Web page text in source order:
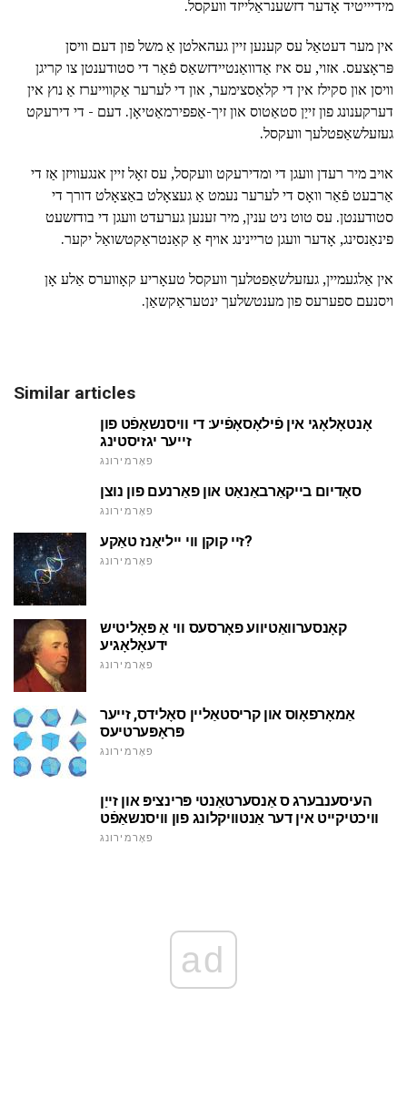
מידיייטיד אָדער דזשענראַלייזד וועקסל.
אין מער דעטאַל עס קענען זיין געהאלטן אַ משל פון דעם וויסן
פּראָצעס. אזוי, עס איז אַדוואַנטיידזשאַס פֿאַר די סטודענטן צו קריגן
וויסן און סקילז אין די קלאַסצימער, און די לערער אַקווייערז אַ נוץ אין
דערקענונג פון זייַן סטאַטוס און זיך-אַפפירמאַטיאָן. דעם - די דירעקט
געזעלשאַפטלעך וועקסל.
אויב מיר רעדן וועגן די ומדירעקט וועקסל, עס זאָל זיין אנגעוויזן אַז די
אַרבעט פֿאַר וואָס די לערער נעמט אַ געצאָלט באַצאָלט דורך די
סטודענטן. עס טוט ניט ענין, מיר זענען גערעדט וועגן די בודזשעט
פינאַנסינג, אָדער וועגן טריינינג אויף אַ קאַנטראַקטשואַל יקער.
אין אַלגעמיין, געזעלשאַפטלעך וועקסל טעאָריע קאָווערס אַלע אָן
ויסנעם ספערעס פון מענטשלעך ינטעראַקשאַן.
Similar articles
אָנטאָלאָגי אין פֿילאָסאָפֿיע: די וויסנשאַפֿט פון
זייער יגזיסטינג
פאָרמירונג
סאָדיום בייקאַרבאַנאַט און פאַרנעם פון נוצן
פאָרמירונג
זיי קוקן ווי ייליאַנז טאַקע?
פאָרמירונג
קאָנסערוואַטיווע פאָרסעס ווי אַ פּאָליטיש
ידעאָלאָגיע
פאָרמירונג
אַמאָרפאָוס און קריסטאַליין סאָלידס, זייער
פּראָפּערטיעס
פאָרמירונג
העיסענבערג ס אַנסערטאַנטי פּרינציפּ און זייַן
וויכטיקייט אין דער אַנטוויקלונג פון וויסנשאַפֿט
פאָרמירונג
ad